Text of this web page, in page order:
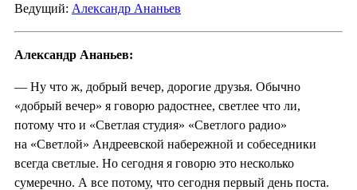
Ведущий: Александр Ананьев
Александр Ананьев:
— Ну что ж, добрый вечер, дорогие друзья. Обычно
«добрый вечер» я говорю радостнее, светлее что ли,
потому что и «Светлая студия» «Светлого радио»
на «Светлой» Андреевской набережной и собеседники
всегда светлые. Но сегодня я говорю это несколько
сумеречно. А все потому, что сегодня первый день поста.